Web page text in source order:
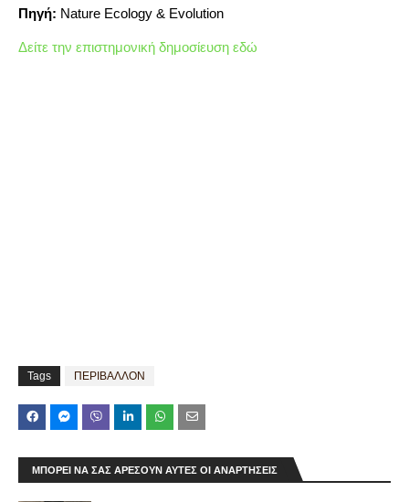
Πηγή: Nature Ecology & Evolution
Δείτε την επιστημονική δημοσίευση εδώ
Tags ΠΕΡΙΒΑΛΛΟΝ
ΜΠΟΡΕΊ ΝΑ ΣΑΣ ΑΡΈΣΟΥΝ ΑΥΤΈΣ ΟΙ ΑΝΑΡΤΉΣΕΙΣ